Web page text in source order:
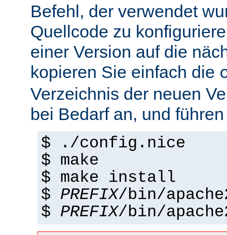
Befehl, der verwendet
Quellcode zu
einer Version auf die
kopieren Sie einfach die
Verzeichnis der neuen
bei Bedarf an, und
$ ./config.nice
$ make
$ make install
$ PREFIX/bin/
$ PREFIX/bin/